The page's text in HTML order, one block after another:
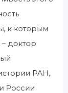
к которым
доктор
РАН,
России